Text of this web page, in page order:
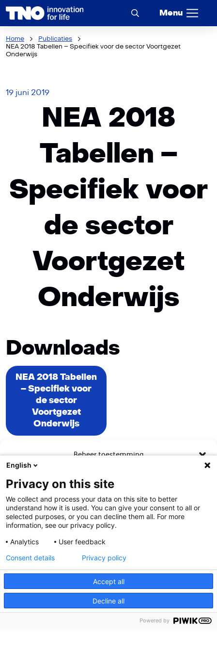
Beheer toestemming
cookies om informatie over je apparaat op te slaan en/of te raadplegen.
surfgedrag of unieke ID's op deze site verwerken. Als je geen toestemming
geeft of uw toestemming intrekt, kan dit een nadelige invloed hebben op
bepaalde functies en mogelijkheden.
Accepteren
Weiger
Bekijk voorkeuren
CookiesPrivacy statement
Menu
Home
Publicaties
NEA 2018 Tabellen – Specifiek voor de sector Voortgezet
Onderwijs
NEA 2018
Tabellen –
Specifiek voor
de sector
Voortgezet
Onderwijs
19 juni 2019
Downloads
NEA 2018 Tabellen
– Specifiek voor
de sector
Voortgezet
Onderwijs
Contact
Cookies
Toegankelijkheid
Privacy statement
English
Privacy on this site
We collect and process your data on this site to better
understand how it is used. You can give your consent to all or
selected purposes, or you can decline them all. For more
information, see our privacy policy.
Analytics
User feedback
Accept all
Decline all
Consent details Privacy policy
Powered by